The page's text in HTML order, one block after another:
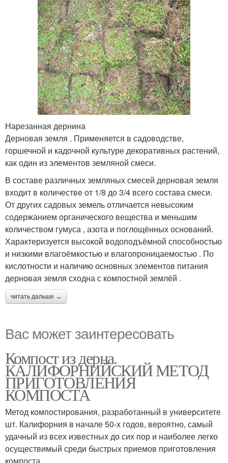
Нарезанная дернина
Дерновая земля . Применяется в садоводстве,
горшечной и кадочной культуре декоративных растений,
как один из элементов земляной смеси.
В составе различных земляных смесей дерновая земля
входит в количестве от 1/8 до 3/4 всего состава смеси.
От других садовых земель отличается невысоким
содержанием органического вещества и меньшим
количеством гумуса , азота и поглощённых оснований.
Характеризуется высокой водоподъёмной способностью
и низкими влагоёмкостью и влагопроницаемостью . По
кислотности и наличию основных элементов питания
дерновая земля сходна с компостной землёй .
читать дальше →
Вас может заинтересовать
Компост из дерна.
КАЛИФОРНИЙСКИЙ МЕТОД
ПРИГОТОВЛЕНИЯ
КОМПОСТА
Метод компостирования, разработанный в университете
шт. Калифорния в начале 50-х годов, вероятно, самый
удачный из всех известных до сих пор и наиболее легко
осуществимый среди быстрых приемов приготовления